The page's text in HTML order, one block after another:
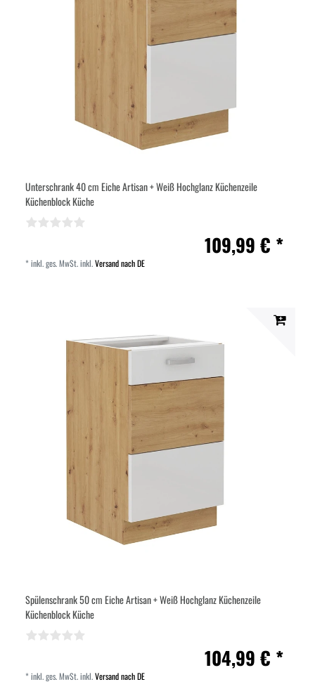
Unterschrank 40 cm Eiche Artisan + Weiß Hochglanz Küchenzeile
Küchenblock Küche
109,99 € *
*inkl. ges. MwSt.inkl.Versand nach DE
Spülenschrank 50 cm Eiche Artisan + Weiß Hochglanz Küchenzeile
Küchenblock Küche
104,99 € *
*inkl. ges. MwSt.inkl.Versand nach DE